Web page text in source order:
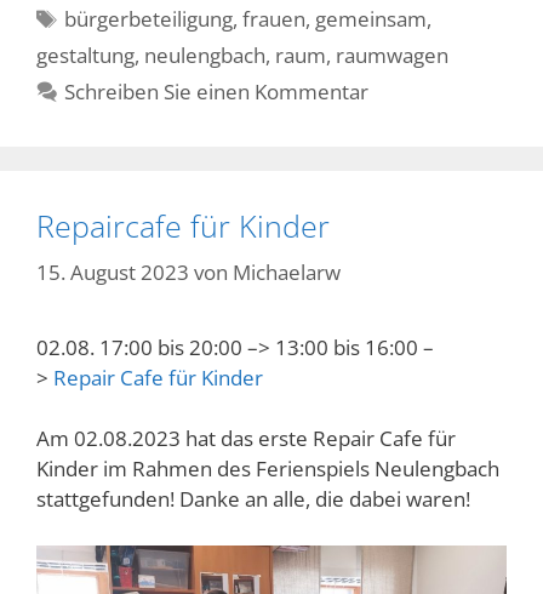
Schlagwörter
bürgerbeteiligung,frauen, gemeinsam,
gestaltung, neulengbach, raum, raumwagen
Schreiben Sie einen Kommentar
Repaircafe für Kinder
15. August 2023 von Michaelarw
02.08. 17:00 bis 20:00 –> 13:00 bis 16:00 –
> Repair Cafe für Kinder
Am 02.08.2023 hat das erste Repair Cafe für
Kinder im Rahmen des Ferienspiels Neulengbach
stattgefunden! Danke an alle, die dabei waren!